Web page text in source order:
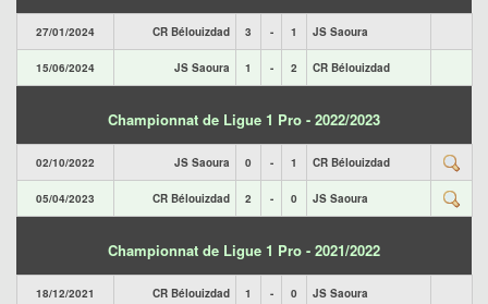
27/01/2024 CR Bélouizdad 3 - 1 JS Saoura
15/06/2024 JS Saoura 1 - 2 CR Bélouizdad
Championnat de Ligue 1 Pro - 2022/2023
02/10/2022 JS Saoura 0 - 1 CR Bélouizdad
05/04/2023 CR Bélouizdad 2 - 0 JS Saoura
Championnat de Ligue 1 Pro - 2021/2022
18/12/2021 CR Bélouizdad 1 - 0 JS Saoura